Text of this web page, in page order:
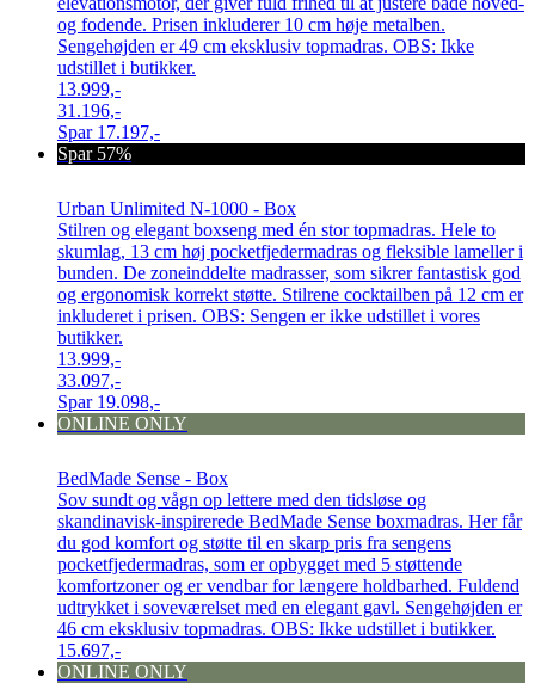
og fodende. Prisen inkluderer 10 cm høje metalben.
Sengehøjden er 49 cm eksklusiv topmadras. OBS: Ikke
udstillet i butikker.
13.999,-
31.196,-
Spar 17.197,-
Spar 57%
Urban Unlimited N-1000 - Box
Stilren og elegant boxseng med én stor topmadras. Hele to
skumlag, 13 cm høj pocketfjedermadras og fleksible lameller i
bunden. De zoneinddelte madrasser, som sikrer fantastisk god
og ergonomisk korrekt støtte. Stilrene cocktailben på 12 cm er
inkluderet i prisen. OBS: Sengen er ikke udstillet i vores
butikker.
13.999,-
33.097,-
Spar 19.098,-
ONLINE ONLY
BedMade Sense - Box
Sov sundt og vågn op lettere med den tidsløse og
skandinavisk-inspirerede BedMade Sense boxmadras. Her får
du god komfort og støtte til en skarp pris fra sengens
pocketfjedermadras, som er opbygget med 5 støttende
komfortzoner og er vendbar for længere holdbarhed. Fuldend
udtrykket i soveværelset med en elegant gavl. Sengehøjden er
46 cm eksklusiv topmadras. OBS: Ikke udstillet i butikker.
15.697,-
ONLINE ONLY